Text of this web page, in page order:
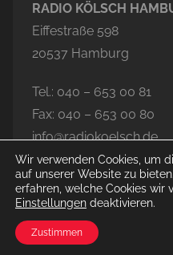
RADIO KÖLSCH
Eiffestraße 598
20537 Hamburg
Tel.: 040 – 653 00 81
Fax: 040 – 653 00 80
info@radiokoelsch.de
© 2026 Radio
Wir verwenden Cookies, um
auf unserer Website zu
erfahren, welche Cookies wir
Einstellungen deaktivieren.
Zustimmen